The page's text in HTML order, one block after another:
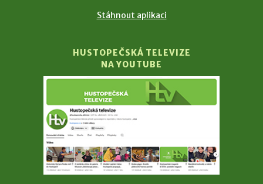
Stáhnout aplikaci
HUSTOPEČSKÁ TELEVIZE
NA YOUTUBE